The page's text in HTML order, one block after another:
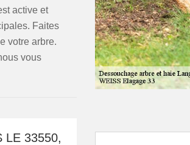
active et
Faites
votre arbre.
vous
LE 33550,